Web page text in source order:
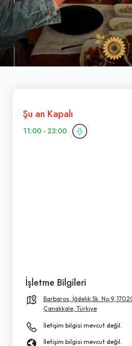
Şu an Kapalı
11:00 - 23:00
İşletme Bilgileri
Barbaros, İğdelik Sk. No:9,
Çanakkale, Türkiye
İletişim bilgisi mevcut değil.
İletişim bilgisi mevcut değil.